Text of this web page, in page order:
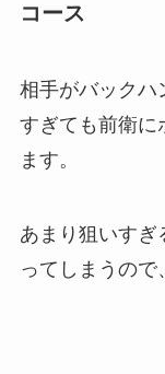
コース
相手がバックハ
すぎても前衛に
ます。
あまり狙いすぎ
ってしまうので